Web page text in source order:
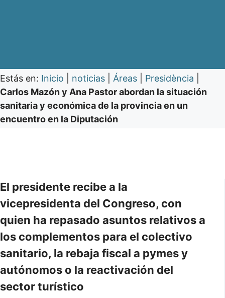
Estás en: Inicio noticias Áreas Presidència
Carlos Mazón y Ana Pastor abordan la situación
sanitaria y económica de la provincia en un
encuentro en la Diputación
El presidente recibe a la
vicepresidenta del Congreso, con
quien ha repasado asuntos relativos a
los complementos para el colectivo
sanitario, la rebaja fiscal a pymes y
autónomos o la reactivación del
sector turístico